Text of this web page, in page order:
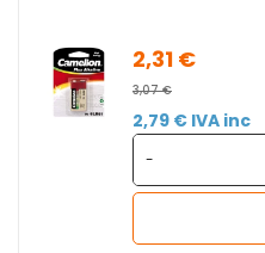
2,31 €
3,07 €
2,79 € IVA inc
-